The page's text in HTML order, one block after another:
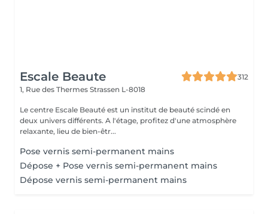
Escale Beaute
312
1, Rue des Thermes Strassen L-8018
Le centre Escale Beauté est un institut de beauté scindé en
deux univers différents. A l'étage, profitez d'une atmosphère
relaxante, lieu de bien-êtr...
Pose vernis semi-permanent mains
Dépose + Pose vernis semi-permanent mains
Dépose vernis semi-permanent mains